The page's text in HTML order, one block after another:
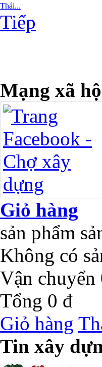
Thái...
Tiếp
Mạng xã
Giỏ hàng
sản phẩm
Không có
Vận chuyển
Tổng 0 đ
Giỏ hàng
Tin xây